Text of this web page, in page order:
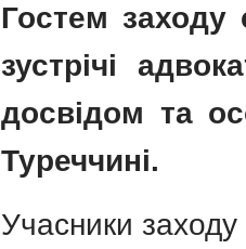
Гостем заходу
зустрічі
досвідом та
Туреччині.
Учасники